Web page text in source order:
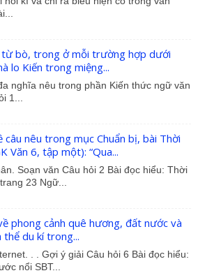
từ bò, trong ở mỗi trường hợp dưới
lo Kiến trong miệng...
nghĩa nêu trong phần Kiến thức ngữ văn
1...
câu nêu trong mục Chuẩn bị, bài Thời
Văn 6, tập một): “Qua...
Soạn văn Câu hỏi 2 Bài đọc hiểu: Thời
23 Ngữ...
phong cảnh quê hương, đất nước và
thể du kí trong...
. . Gợi ý giải Câu hỏi 6 Bài đọc hiểu:
nổi SBT...